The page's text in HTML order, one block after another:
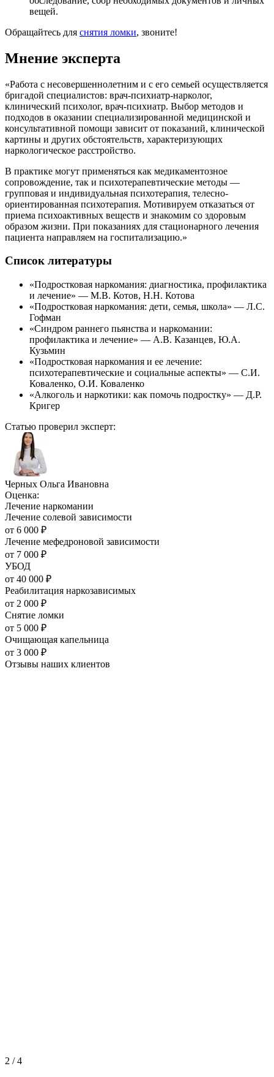
вещей.
Обращайтесь для снятия ломки, звоните!
Мнение эксперта
«Работа с несовершеннолетним и с его семьей осуществляется
бригадой специалистов: врач-психиатр-нарколог,
клинический психолог, врач-психиатр. Выбор методов и
подходов в оказании специализированной медицинской и
консультативной помощи зависит от показаний, клинической
картины и других обстоятельств, характеризующих
наркологическое расстройство.
В практике могут применяться как медикаментозное
сопровождение, так и психотерапевтические методы —
групповая и индивидуальная психотерапия, телесно-
ориентированная психотерапия. Мотивируем отказаться от
приема психоактивных веществ и знакомим со здоровым
образом жизни. При показаниях для стационарного лечения
пациента направляем на госпитализацию.»
Список литературы
«Подростковая наркомания: диагностика, профилактика
и лечение» — М.В. Котов, Н.Н. Котова
«Подростковая наркомания: дети, семья, школа» — Л.С.
Гофман
«Синдром раннего пьянства и наркомании:
профилактика и лечение» — А.В. Казанцев, Ю.А.
Кузьмин
«Подростковая наркомания и ее лечение:
психотерапевтические и социальные аспекты» — С.И.
Коваленко, О.И. Коваленко
«Алкоголь и наркотики: как помочь подростку» — Д.Р.
Кригер
Статью проверил эксперт:
Черных Ольга Ивановна
Оценка:
Лечение наркомании
Лечение солевой зависимости
от 6 000 ₽
Лечение мефедроновой зависимости
от 7 000 ₽
УБОД
от 40 000 ₽
Реабилитация наркозависимых
от 2 000 ₽
Снятие ломки
от 5 000 ₽
Очищающая капельница
от 3 000 ₽
Отзывы наших клиентов
2 /4